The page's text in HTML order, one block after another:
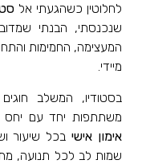
לחלוטין כשהגעתי אל
שנכנסתי, הבנתי
המעצימה, החמימות
מיידי.
משתתפות יחד עם יחס
אימון אישיבכל שיעור
שמות לב לכל תנועה,